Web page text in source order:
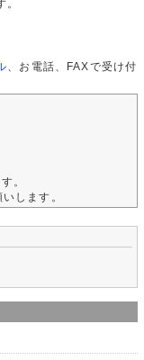
。
、お電話、FAXで受け付
。
します。